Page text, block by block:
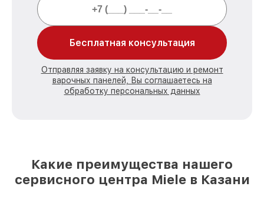
Бесплатная консультация
Отправляя заявку на консультацию и ремонт
варочных панелей, Вы соглашаетесь на
обработку персональных данных
Какие преимущества нашего
сервисного центра Miele в Казани